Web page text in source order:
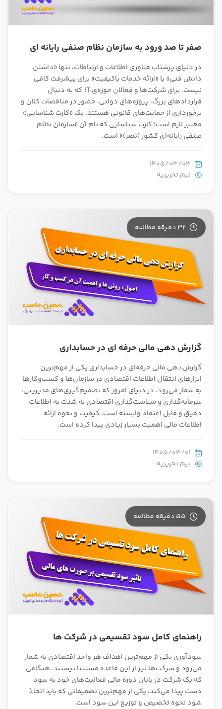
صفر تا صد ورود به سازمان نظام صنفی رایانه ای
در دنیای پرشتاب فناوری اطلاعات و ارتباطات، تنها «داشتن
دانش فنی» یا «ارائه خدمات باکیفیت» برای پیشرفت کافی
نیست. برای شرکت‌ها و فعالان حوزه‌ی IT که به دنبال
قراردادهای بزرگ، پروژه‌های دولتی، حضور در مناقصات کلان و
برخورداری از حمایت‌های قانونی هستند، یک «کارت شناسایی»
معتبر لازم است؛ کارت شناسایی که نام آن «سازمان نظام
صنفی رایانه‌ای کشور (نصر)» است.
1405/03/03
تیم تحریریه
32 دقیقه مطالعه
گزارش دهی مالی حرفه ای در حسابداری
گزارش‌دهی مالی حرفه‌ای در حسابداری یکی از مهم‌ترین
ابزارهای انتقال اطلاعات اقتصادی در سازمان‌ها و کسب‌وکارها
به شمار می‌رود. در دنیای امروز که تصمیم‌گیری‌های مدیریتی،
سرمایه‌گذاری و سیاست‌گذاری اقتصادی به شدت به اطلاعات
دقیق و قابل اعتماد وابسته است، کیفیت و نحوه ارائه
اطلاعات مالی اهمیت بسیار زیادی پیدا کرده است.
1405/03/01
تیم تحریریه
55 دقیقه مطالعه
راهنمای کامل سود تقسیمی در شرکت ها
سودآوری یکی از مهم‌ترین اهداف هر واحد اقتصادی به شمار
می‌رود و شرکت‌ها نیز از این قاعده مستثنا نیستند. هنگامی
که یک شرکت در پایان دوره مالی فعالیت‌های خود به سود
دست پیدا می‌کند، یکی از مهم‌ترین تصمیماتی که باید اتخاذ
شود نحوه تخصیص و توزیع این سود است.